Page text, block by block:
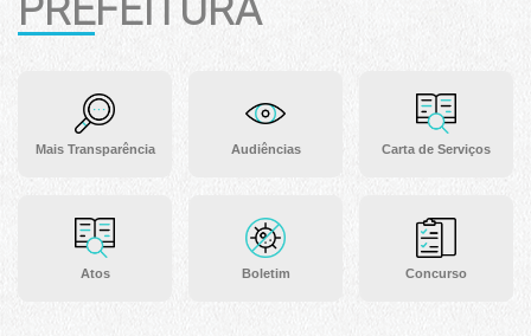
PREFEITURA
Mais Transparência
Atos
Audiências
Boletim
Carta de Serviços
Concurso